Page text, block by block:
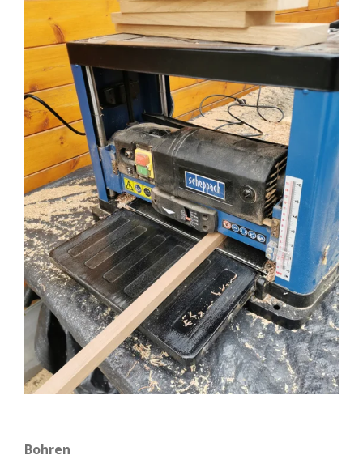
Bohren